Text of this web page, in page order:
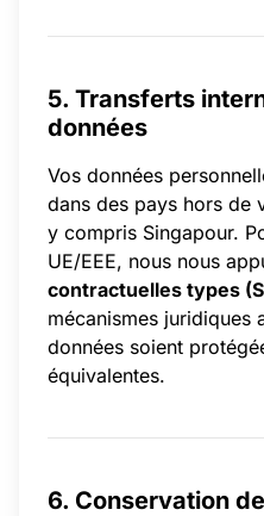
5. Transferts
données
Vos données
dans des pays hors de
y compris Singapour.
UE/EEE, nous nous
contractuelles types
mécanismes juridiques
données soient
équivalentes.
6. Conservation